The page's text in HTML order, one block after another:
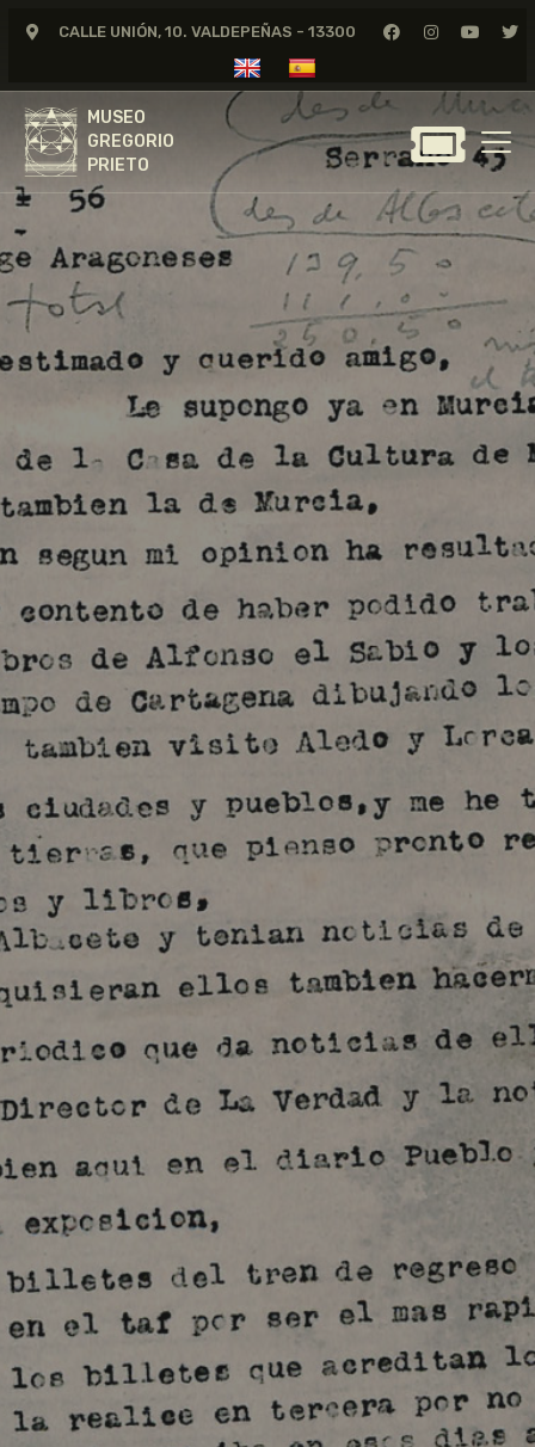
CALLE UNIÓN, 10. VALDEPEÑAS - 13300
MUSEO
GREGORIO
PRIETO
MUSEO
GREGORIO
PRIETO
GREGORIO PRIETO
ARCHIVO
CERTAMEN DE DIBUJO
FUNDACIÓN
NOTICIAS